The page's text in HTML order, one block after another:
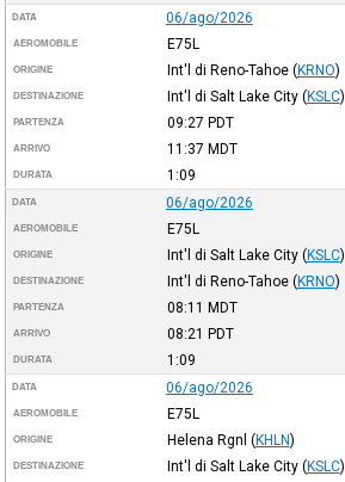
DATA 06/ago/2026
AEROMOBILE E75L
ORIGINE Int'l di Reno-Tahoe (KRNO)
DESTINAZIONE Int'l di Salt Lake City (KSLC)
PARTENZA 09:27 PDT
ARRIVO 11:37 MDT
DURATA 1:09
DATA 06/ago/2026
AEROMOBILE E75L
ORIGINE Int'l di Salt Lake City (KSLC)
DESTINAZIONE Int'l di Reno-Tahoe (KRNO)
PARTENZA 08:11 MDT
ARRIVO 08:21 PDT
DURATA 1:09
DATA 06/ago/2026
AEROMOBILE E75L
ORIGINE Helena Rgnl (KHLN)
DESTINAZIONE Int'l di Salt Lake City (KSLC)